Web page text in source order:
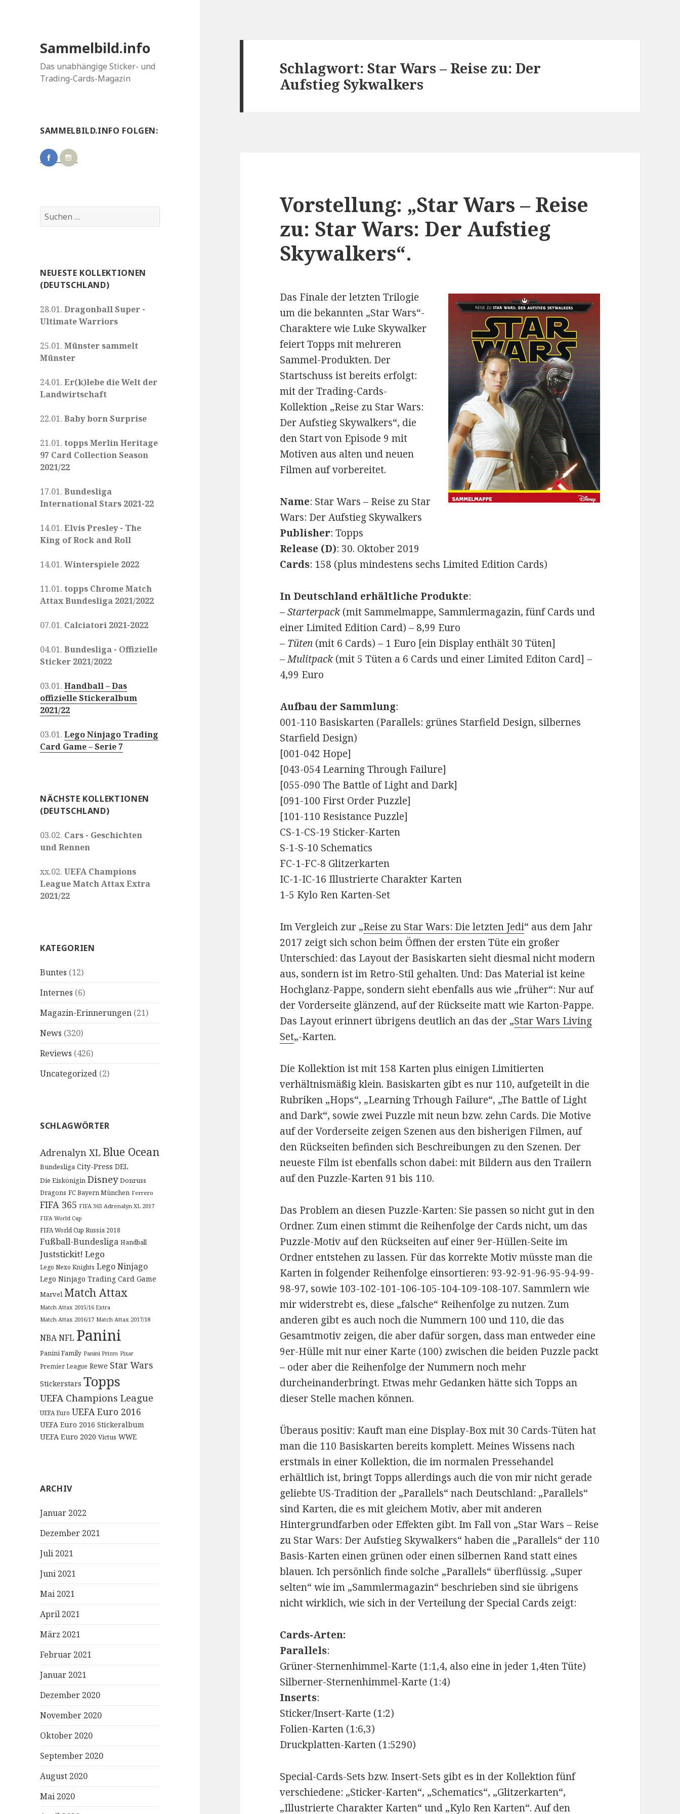
Sammelbild.info
Das unabhängige Sticker- und
Trading-Cards-Magazin
SAMMELBILD.INFO FOLGEN:
Suchen
nach:
NEUESTE KOLLEKTIONEN
(DEUTSCHLAND)
28.01.Dragonball Super -
Ultimate Warriors
25.01.Münster sammelt
Münster
24.01.Er(k)lebe die Welt der
Landwirtschaft
22.01.Baby born Surprise
21.01.topps Merlin Heritage
97 Card Collection Season
2021/22
17.01.Bundesliga
International Stars 2021-22
14.01.Elvis Presley - The
King of Rock and Roll
14.01.Winterspiele 2022
11.01.topps Chrome Match
Attax Bundesliga 2021/2022
07.01. Calciatori 2021-2022
04.01.Bundesliga - Offizielle
Sticker 2021/2022
03.01.Handball – Das
offizielle Stickeralbum
2021/22
03.01.Lego Ninjago Trading
Card Game – Serie 7
NÄCHSTE KOLLEKTIONEN
(DEUTSCHLAND)
03.02. Cars - Geschichten
und Rennen
xx.02.UEFA Champions
League Match Attax Extra
2021/22
KATEGORIEN
Buntes (12)
Internes (6)
Magazin-Erinnerungen (21)
News (320)
Reviews (426)
Uncategorized (2)
SCHLAGWÖRTER
Adrenalyn XL Blue Ocean
Bundesliga City-Press DEL
Die Eiskönigin Disney Donruss
Dragons FC Bayern München Ferrero
FIFA 365 FIFA 365 Adrenalyn XL 2017
FIFA World Cup
FIFA World Cup Russia 2018
Fußball-Bundesliga Handball
Juststickit! Lego
Lego Nexo Knights Lego Ninjago
Lego Ninjago Trading Card Game
Marvel Match Attax
Match Attax 2015/16 Extra
Match Attax 2016/17 Match Attax 2017/18
NBANFL Panini
Panini Family Panini Prizm Pixar
Premier League Rewe Star Wars
Stickerstars Topps
UEFA Champions League
UEFA Euro UEFA Euro 2016
UEFA Euro 2016 Stickeralbum
UEFA Euro 2020 Victus WWE
ARCHIV
Januar 2022
Dezember 2021
Juli 2021
Juni 2021
Mai 2021
April 2021
März 2021
Februar 2021
Januar 2021
Dezember 2020
November 2020
Oktober 2020
September 2020
August 2020
Mai 2020
Schlagwort:Star Wars – Reise zu: Der
Aufstieg Sykwalkers
Vorstellung: „Star Wars – Reise
zu: Star Wars: Der Aufstieg
Skywalkers“.
Das Finale der letzten Trilogie
um die bekannten „Star Wars“-
Charaktere wie Luke Skywalker
feiert Topps mit mehreren
Sammel-Produkten. Der
Startschuss ist bereits erfolgt:
mit der Trading-Cards-
Kollektion „Reise zu Star Wars:
Der Aufstieg Skywalkers“, die
den Start von Episode 9 mit
Motiven aus alten und neuen
Filmen auf vorbereitet.
Name: Star Wars – Reise zu Star
Wars: Der Aufstieg Skywalkers
Publisher: Topps
Release (D): 30. Oktober 2019
Cards: 158 (plus mindestens sechs Limited Edition Cards)
In Deutschland erhältliche Produkte:
–Starterpack(mit Sammelmappe, Sammlermagazin, fünf Cards und
einer Limited Edition Card) – 8,99 Euro
– Tüten (mit 6 Cards) – 1 Euro [ein Display enthält 30 Tüten]
–Mulitpack(mit 5 Tüten a 6 Cards und einer Limited Editon Card] –
4,99 Euro
Aufbau der Sammlung:
001-110 Basiskarten (Parallels: grünes Starfield Design, silbernes
Starfield Design)
[001-042 Hope]
[043-054 Learning Through Failure]
[055-090 The Battle of Light and Dark]
[091-100 First Order Puzzle]
[101-110 Resistance Puzzle]
CS-1-CS-19 Sticker-Karten
S-1-S-10 Schematics
FC-1-FC-8 Glitzerkarten
IC-1-IC-16 Illustrierte Charakter Karten
1-5 Kylo Ren Karten-Set
Im Vergleich zur „Reise zu Star Wars: Die letzten Jedi“ aus dem Jahr
2017 zeigt sich schon beim Öffnen der ersten Tüte ein großer
Unterschied: das Layout der Basiskarten sieht diesmal nicht modern
aus, sondern ist im Retro-Stil gehalten. Und: Das Material ist keine
Hochglanz-Pappe, sondern sieht ebenfalls aus wie „früher“: Nur auf
der Vorderseite glänzend, auf der Rückseite matt wie Karton-Pappe.
Das Layout erinnert übrigens deutlich an das der „Star Wars Living
Set„-Karten.
Die Kollektion ist mit 158 Karten plus einigen Limitierten
verhältnismäßig klein. Basiskarten gibt es nur 110, aufgeteilt in die
Rubriken „Hops“, „Learning Trhough Failure“, „The Battle of Light
and Dark“, sowie zwei Puzzle mit neun bzw. zehn Cards. Die Motive
auf der Vorderseite zeigen Szenen aus den bisherigen Filmen, auf
den Rückseiten befinden sich Beschreibungen zu den Szenen. Der
neueste Film ist ebenfalls schon dabei: mit Bildern aus den Trailern
auf den Puzzle-Karten 91 bis 110.
Das Problem an diesen Puzzle-Karten: Sie passen so nicht gut in den
Ordner. Zum einen stimmt die Reihenfolge der Cards nicht, um das
Puzzle-Motiv auf den Rückseiten auf einer 9er-Hüllen-Seite im
Ordner entstehen zu lassen. Für das korrekte Motiv müsste man die
Karten in folgender Reihenfolge einsortieren: 93-92-91-96-95-94-99-
98-97, sowie 103-102-101-106-105-104-109-108-107. Sammlern wie
mir widerstrebt es, diese „falsche“ Reihenfolge zu nutzen. Zum
anderen gibt es auch noch die Nummern 100 und 110, die das
Gesamtmotiv zeigen, die aber dafür sorgen, dass man entweder eine
9er-Hülle mit nur einer Karte (100) zwischen die beiden Puzzle packt
– oder aber die Reihenfolge der Nummern noch mehr
durcheinanderbringt. Etwas mehr Gedanken hätte sich Topps an
dieser Stelle machen können.
Überaus positiv: Kauft man eine Display-Box mit 30 Cards-Tüten hat
man die 110 Basiskarten bereits komplett. Meines Wissens nach
erstmals in einer Kollektion, die im normalen Pressehandel
erhältlich ist, bringt Topps allerdings auch die von mir nicht gerade
geliebte US-Tradition der „Parallels“ nach Deutschland: „Parallels“
sind Karten, die es mit gleichem Motiv, aber mit anderen
Hintergrundfarben oder Effekten gibt. Im Fall von „Star Wars – Reise
zu Star Wars: Der Aufstieg Skywalkers“ haben die „Parallels“ der 110
Basis-Karten einen grünen oder einen silbernen Rand statt eines
blauen. Ich persönlich finde solche „Parallels“ überflüssig. „Super
selten“ wie im „Sammlermagazin“ beschrieben sind sie übrigens
nicht wirklich, wie sich in der Verteilung der Special Cards zeigt:
Cards-Arten:
Parallels:
Grüner-Sternenhimmel-Karte (1:1,4, also eine in jeder 1,4ten Tüte)
Silberner-Sternenhimmel-Karte (1:4)
Inserts:
Sticker/Insert-Karte (1:2)
Folien-Karten (1:6,3)
Druckplatten-Karten (1:5290)
Special-Cards-Sets bzw. Insert-Sets gibt es in der Kollektion fünf
verschiedene: „Sticker-Karten“, „Schematics“, „Glitzerkarten“,
„Illustrierte Charakter Karten“ und „Kylo Ren Karten“. Auf den